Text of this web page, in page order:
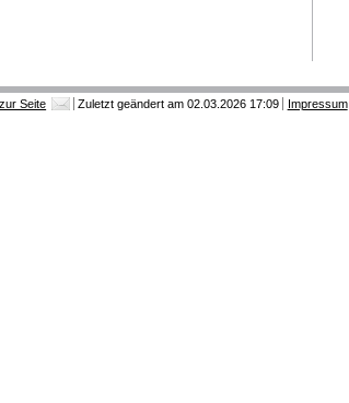
Seite Zuletzt geändert am 02.03.2026 17:09 Impressum